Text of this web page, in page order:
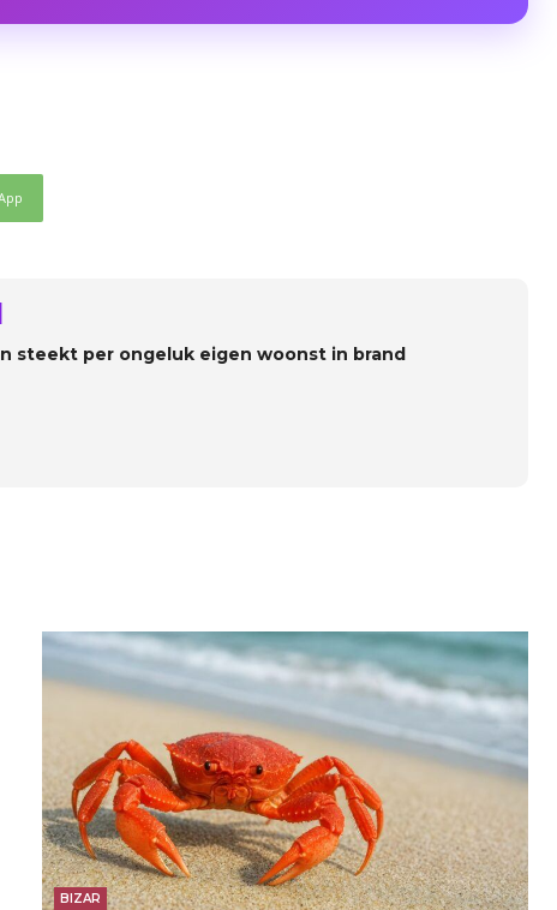
steekt per ongeluk eigen woonst in brand
BIZAR